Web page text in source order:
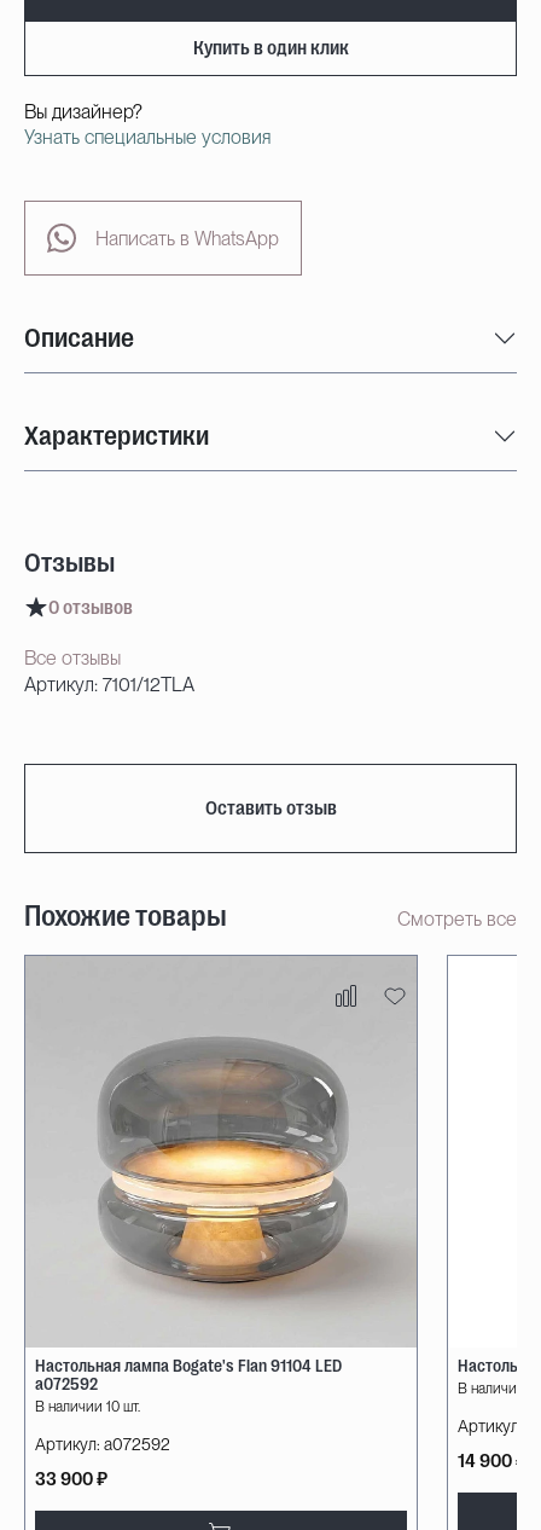
Купить в один клик
Вы дизайнер?
Узнать специальные условия
Написать в WhatsApp
Описание
Характеристики
Отзывы
0 отзывов
Все отзывы
Артикул: 7101/12TLA
Оставить отзыв
Похожие товары Смотреть все
Настольная лампа Bogate's Flan 91104 LED
a072592
В наличии 10 шт.
Артикул: a072592
33 900 ₽
В наличии
Артикул:
14 900 ₽